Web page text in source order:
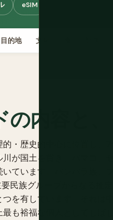
eSIM
目的地 文化
の内容と
・歴史的中心に位置し、
が国土を貫き、バマコ、
ています。バンバラ族、
要民族グループからなる
を有しています。それは
も裕福な個人としてしば